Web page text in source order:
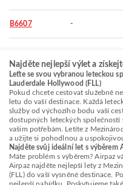
B6607 -
Najděte nejlepší výlet a
Leťte se svou vybranou leteckou
Lauderdale Hollywood (FLL)
Pokud chcete cestovat služebně
letu do vaší destinace. Každá
služby od výchozího bodu vaší
dostupných leteckých společností
vašim potřebám. Letíte z
a užijte si pohodlnou a
Najděte svůj ideální let s výběrem
Máte problém s výběrem? Airpaz
Airpaz najděte nejlepší lety z
(FLL) do vaší vysněné destinace.